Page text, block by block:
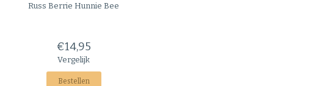
Russ Berrie Hunnie Bee
€14,95
Vergelijk
Bestellen